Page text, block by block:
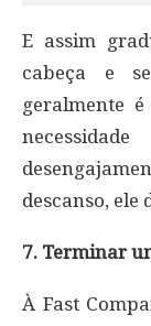
E assim
cabeça e
geralmente
descanso, ele
7. Terminar
À Fast